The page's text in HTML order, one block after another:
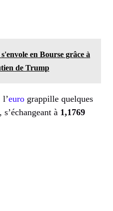
en Bourse grâce à
de Trump
l’euro grappille quelques
à 1,1769